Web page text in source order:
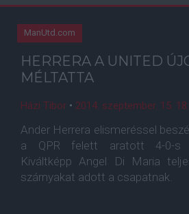
ManUtd.com
HERRERA A UNITED
MÉLTATTA
Házi Tibor • 2014. szeptember. 15.
Ander Herrera elismeréssel
a QPR felett aratott 4-0-s
Kiváltképp Angel Di Maria
szárnyakat adott a csapatnak.